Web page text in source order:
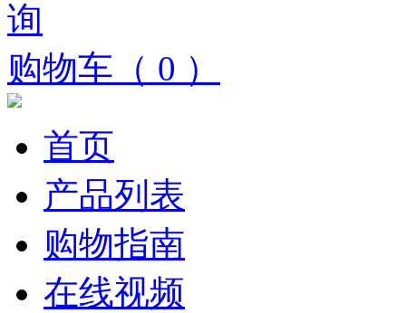
购物车（ 0 ）
首页
产品列表
购物指南
在线视频